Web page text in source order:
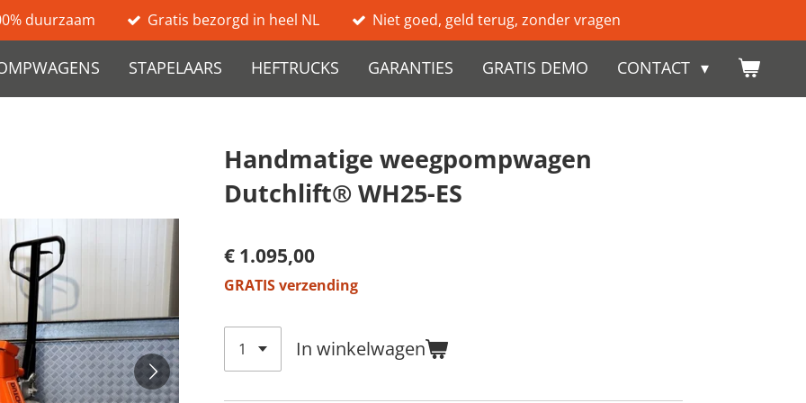
duurzaam Gratis bezorgd in heel NL Niet goed, geld terug, zonder vragen
STAPELAARS HEFTRUCKS GARANTIES GRATIS DEMO CONTACT
Handmatige weegpompwagen
Dutchlift® WH25-ES
€ 1.095,00
GRATIS verzending
In winkelwagen